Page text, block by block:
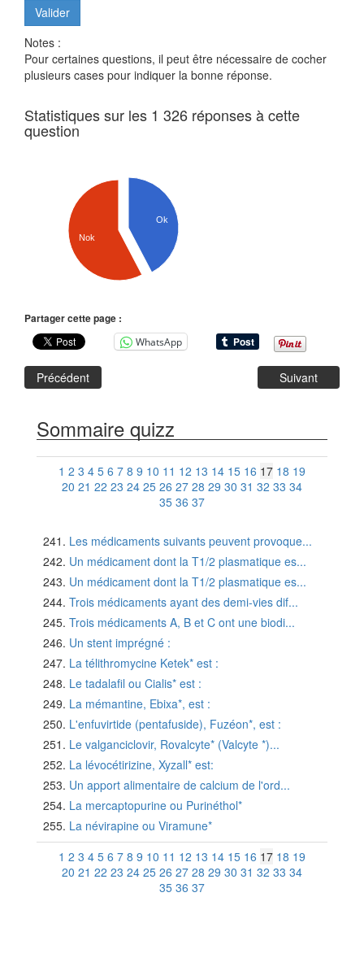
Notes :
Pour certaines questions, il peut être nécessaire de cocher
plusieurs cases pour indiquer la bonne réponse.
Statistiques sur les 1 326 réponses à cette
question
Ok
Nok
Partager cette page :
WhatsApp
Précédent Suivant
Sommaire quizz
1 2 3 4 5 6 7 8 9 10 11 12 13 14 15 16 17 18 19
20 21 22 23 24 25 26 27 28 29 30 31 32 33 34
35 36 37
Les médicaments suivants peuvent provoque...
Un médicament dont la T1/2 plasmatique es...
Un médicament dont la T1/2 plasmatique es...
Trois médicaments ayant des demi-vies dif...
Trois médicaments A, B et C ont une biodi...
Un stent imprégné :
La télithromycine Ketek* est :
Le tadalafil ou Cialis* est :
La mémantine, Ebixa*, est :
L'enfuvirtide (pentafuside), Fuzéon*, est :
Le valganciclovir, Rovalcyte* (Valcyte *)...
La lévocétirizine, Xyzall* est:
Un apport alimentaire de calcium de l'ord...
La mercaptopurine ou Purinéthol*
La névirapine ou Viramune*
1 2 3 4 5 6 7 8 9 10 11 12 13 14 15 16 17 18 19
20 21 22 23 24 25 26 27 28 29 30 31 32 33 34
35 36 37